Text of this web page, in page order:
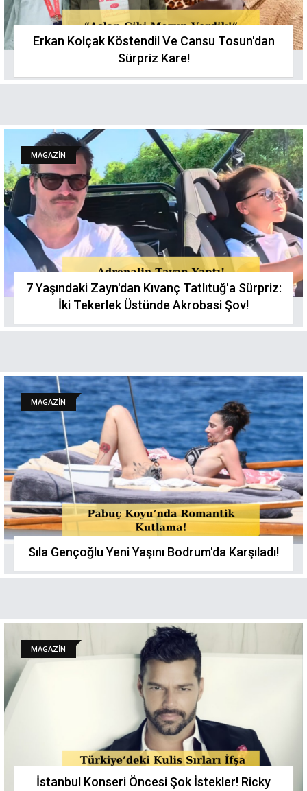
Erkan Kolçak Köstendil Ve Cansu Tosun'dan
Sürpriz Kare!
MAGAZİN
7 Yaşındaki Zayn'dan Kıvanç Tatlıtuğ'a Sürpriz:
İki Tekerlek Üstünde Akrobasi Şov!
MAGAZİN
Sıla Gençoğlu Yeni Yaşını Bodrum'da Karşıladı!
MAGAZİN
İstanbul Konseri Öncesi Şok İstekler! Ricky